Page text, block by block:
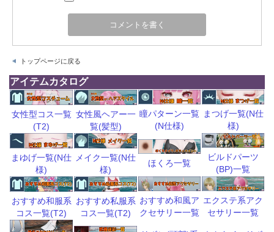
トップページに戻る
アイテムカタログ
女性型コス一覧
(T2)
女性風ヘアー一
覧(髪型)
瞳パターン一覧
(N仕様)
まつげ一覧(N仕
様)
まゆげ一覧(N仕
様)
メイク一覧(N仕
様)
ほくろ一覧
ビルドパーツ
(BP)一覧
おすすめ和服系
コス一覧(T2)
おすすめ私服系
コス一覧(T2)
おすすめ和風ア
クセサリー一覧
エクステ系アク
セサリー一覧